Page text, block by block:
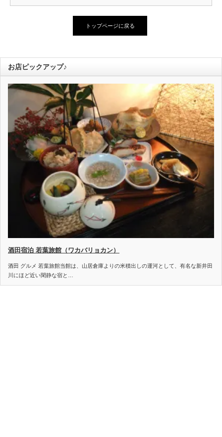
トップページに戻る
お店ピックアップ♪
酒田宿泊 若葉旅館（ワカバリョカン）
酒田 グルメ 若葉旅館当館は、山居倉庫よりの米積出しの運河として、有名な新井田
川にほど近い閑静な宿と…